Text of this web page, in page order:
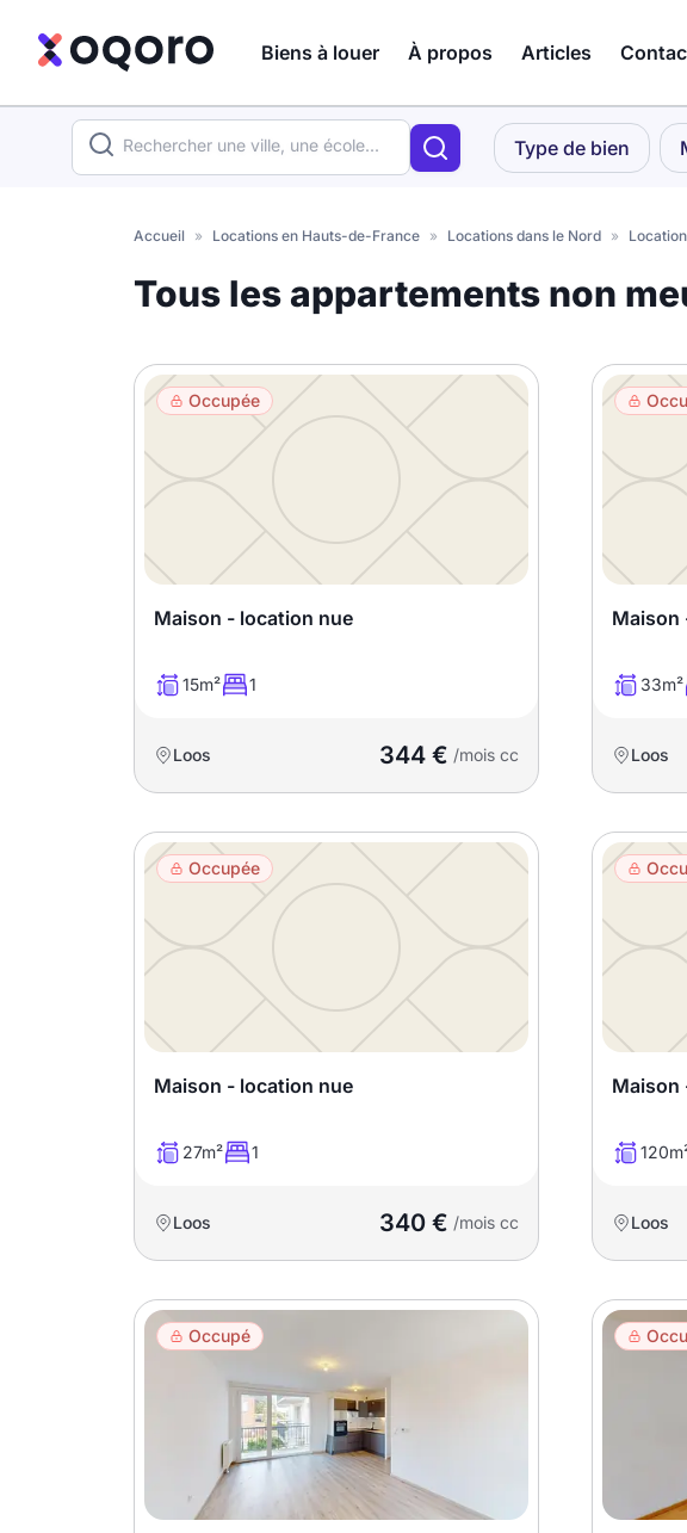
Biens à louer À propos Articles
Votre
Colocation Coliving
Non meublé
Nombre de pièces
T1 T1 bis
T4 T5
T9
T11 T12
T14 T15
Nombre de chambres
chambres
disponibles
recherche
Type de bien
Accueil » Locations en Hauts-de-France » Locations dans le Nord »
Tous les appartements non
Occupée
Maison - location nue
15m² 1
Loos 344 € /mois cc
Maison
33m²
Loos
Occupée
Maison - location nue
27m² 1
Loos 340 € /mois cc
Maison
Loos
Occupé